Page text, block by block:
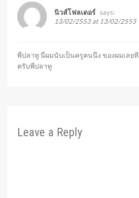
นิวส์โฟลเดอร์ says:
13/02/2553 at 13/02/2553
พี่ปลาทู นี่ผมนับเป็นครูคนนึง ของผมเลยที
ครับพี่ปลาทู
Leave a Reply